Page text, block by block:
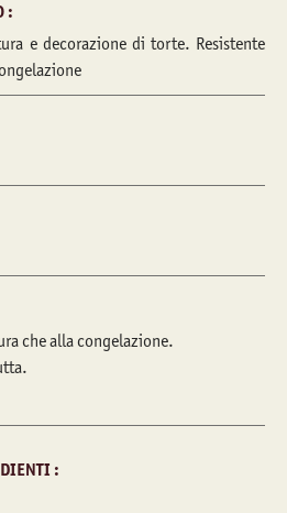
:
e decorazione di torte. Resistente
che alla congelazione.
: